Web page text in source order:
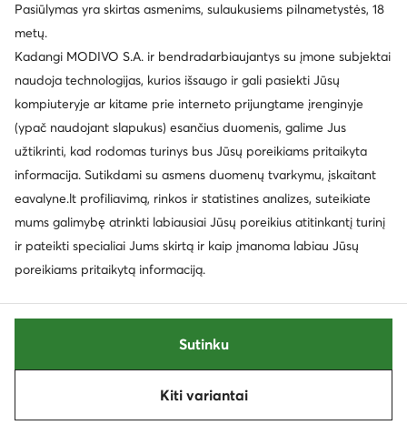
EXTRA -15% Kodas: SUMMER
Palanki kaina
REPLAY
Laisvalaikio batai · Balta
Dabartinė kaina
97,99€
Palanki kaina
REPLAY
Laisvalaikio batai · Balta
Dabartinė kaina
94,99€
Pasiūlymas yra skirtas asmenims, sulaukusiems pilnametystės, 18
metų.
Kadangi MODIVO S.A. ir bendradarbiaujantys su įmone subjektai
naudoja technologijas, kurios išsaugo ir gali pasiekti Jūsų
kompiuteryje ar kitame prie interneto prijungtame įrenginyje
(ypač naudojant slapukus) esančius duomenis, galime Jus
užtikrinti, kad rodomas turinys bus Jūsų poreikiams pritaikyta
informacija. Sutikdami su asmens duomenų tvarkymu, įskaitant
eavalyne.lt profiliavimą, rinkos ir statistines analizes, suteikiate
mums galimybę atrinkti labiausiai Jūsų poreikius atitinkantį turinį
ir pateikti specialiai Jums skirtą ir kaip įmanoma labiau Jūsų
poreikiams pritaikytą informaciją.
Kiti variantai
Sutinku